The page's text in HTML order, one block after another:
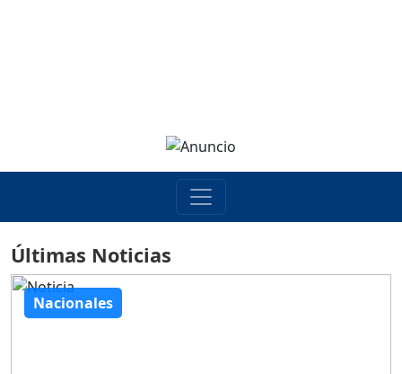
Últimas Noticias
Nacionales